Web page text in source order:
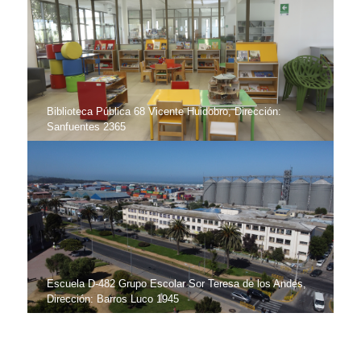
Biblioteca Pública 68 Vicente Huidobro, Dirección:
Sanfuentes 2365
Escuela D-482 Grupo Escolar Sor Teresa de los Andes,
Dirección: Barros Luco 1945